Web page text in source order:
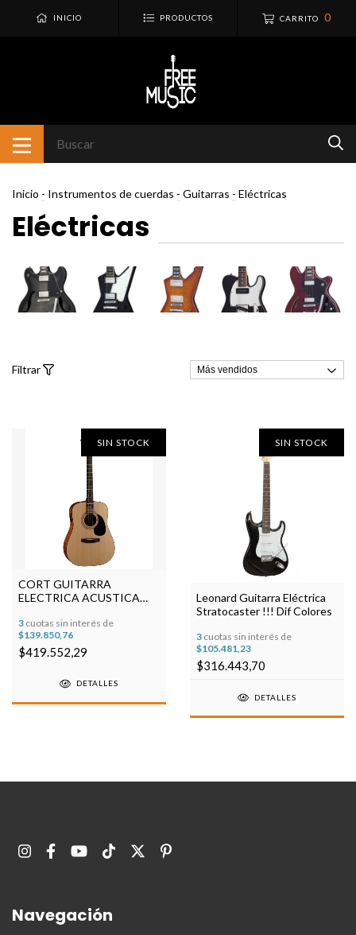
INICIO PRODUCTOS CARRITO 0
Inicio - Instrumentos de cuerdas - Guitarras - Eléctricas
Eléctricas
Filtrar
SIN STOCK
CORT GUITARRA
ELECTRICA ACUSTICA
3 cuotas sin interés de
$139.850,76
$419.552,29
DETALLES
SIN STOCK
Leonard Guitarra Eléctrica
Stratocaster !!! Dif Colores
3 cuotas sin interés de
$105.481,23
$316.443,70
DETALLES
Navegación